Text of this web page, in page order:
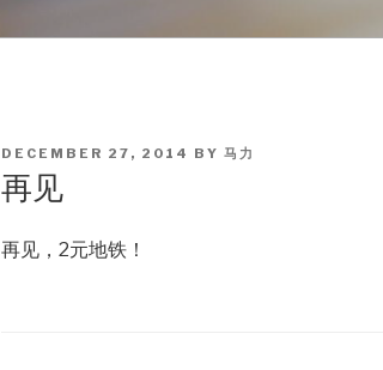
POSTED
ON
DECEMBER 27, 2014 BY 马力
再见
再见，2元地铁！